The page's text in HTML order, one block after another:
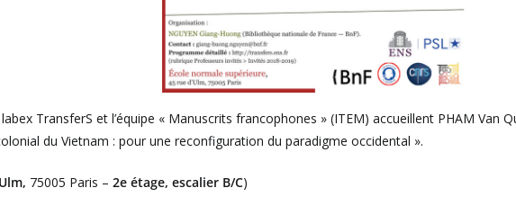
TransferS et l’équipe « Manuscrits francophones » (ITEM) accueillent PHAM Van
du Vietnam : pour une reconfiguration du paradigme occidental ».
75005 Paris – 2e étage, escalier B/C)